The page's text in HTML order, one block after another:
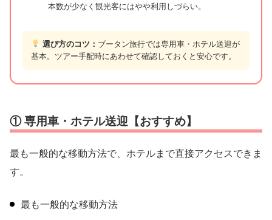
本数が少なく観光客にはやや利用しづらい。
選び方のコツ： ブータン旅行では専用車・ホテル送迎が
基本。ツアー手配時にあわせて確認しておくと安心です。
① 専用車・ホテル送迎【おすすめ】
最も一般的な移動方法で、ホテルまで直接アクセスできま
す。
最も一般的な移動方法